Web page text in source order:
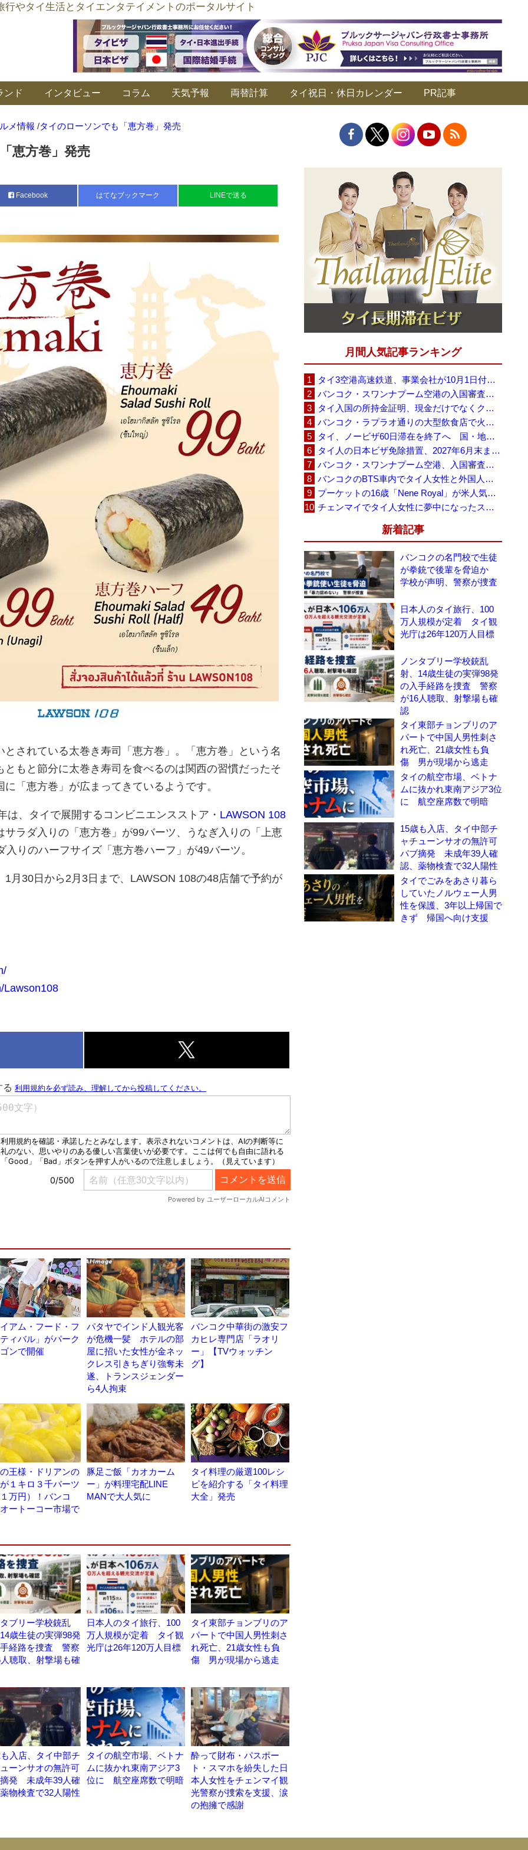
やタイ生活とタイエンタテイメントのポータルサイト
ンド インタビュー コラム 天気予報 両替計算 タイ祝日・休日カレンダー PR記事
メ情報 /タイのローソンでも「恵方巻」発売
恵方巻」発売
Facebook はてなブックマーク LINEで送る
されている太巻き寿司「恵方巻」。「恵方巻」という名
ともと節分に太巻き寿司を食べるのは関西の習慣だったそ
「恵方巻」が広まってきているようです。
は、タイで展開するコンビニエンスストア・ LAWSON 108
サラダ入りの「恵方巻」が99バーツ、うなぎ入りの「上恵
りのハーフサイズ「恵方巻ハーフ」が49バーツ。
1月30日から2月3日まで、LAWSON 108の48店舗で予約が
Lawson108
アム・フード・フ
ィバル」がパーク
ンで開催
パタヤでインド人観光客
が危機一髪 ホテルの部
屋に招いた女性が金ネッ
クレス引きちぎり強奪未
遂、トランスジェンダー
ら4人拘束
バンコク中華街の激安フ
カヒレ専門店「ラオリ
ー」【TVウォッチン
グ】
王様・ドリアンの
１キロ３千バーツ
万円）！バンコ
ートーコー市場で
豚足ご飯「カオカーム
ー」が料理宅配LINE
MANで大人気に
タイ料理の厳選100レシ
ピを紹介する「タイ料理
大全」発売
ブリー学校銃乱
歳生徒の実弾98発
経路を捜査 警察
聴取、射撃場も確
日本人のタイ旅行、100
万人規模が定着 タイ観
光庁は26年120万人目標
タイ東部チョンブリのア
パートで中国人男性刺さ
れ死亡、21歳女性も負
傷 男が現場から逃走
入店、タイ中部チ
ーンサオの無許可
発 未成年39人確
物検査で32人陽性
タイの航空市場、ベトナ
ムに抜かれ東南アジア3
位に 航空座席数で明暗
酔って財布・パスポー
ト・スマホを紛失した日
本人女性をチェンマイ観
光警察が捜索を支援、涙
の抱擁で感謝
月間人気記事ランキング
タイ3空港高速鉄道、事業会社が10月1日付の契約終了を通知 「現時点での撤退決定ではない」
バンコク・スワンナプーム空港の入国審査に長蛇の列、SNSで「3～4時間待ち」との投稿が拡散
タイ入国の所持金証明、現金だけでなくクレジットカードや銀行明細も提示可能
バンコク・ラプラオ通りの大型飲食店で火災、27人死亡・多数負傷
タイ、ノービザ60日滞在を終了へ 国・地域別に30日・15日へ再編
タイ人の日本ビザ免除措置、2027年6月末まで延長 不安広がる中でひとまず安堵
バンコク・スワンナプーム空港、入国審査で2～3時間待ちの時間帯も 審査厳格化と人員不足が影響か
バンコクのBTS車内でタイ人女性と外国人学生グループが口論、騒音めぐる動画が拡散
プーケットの16歳「Nene Royal」が米人気番組で圧巻の演奏、審査員4人全員が「Yes」
チェンマイでタイ人女性に夢中になったスウェーデン人男性、全財産を失い捨てられる
新着記事
バンコクの名門校で生徒
が拳銃で後輩を脅迫か
学校が声明、警察が捜査
日本人のタイ旅行、100
万人規模が定着 タイ観
光庁は26年120万人目標
ノンタブリー学校銃乱
射、14歳生徒の実弾98発
の入手経路を捜査 警察
が16人聴取、射撃場も確
認
タイ東部チョンブリのア
パートで中国人男性刺さ
れ死亡、21歳女性も負
傷 男が現場から逃走
タイの航空市場、ベトナ
ムに抜かれ東南アジア3位
に 航空座席数で明暗
15歳も入店、タイ中部チ
ャチューンサオの無許可
パブ摘発 未成年39人確
認、薬物検査で32人陽性
タイでごみをあさり暮ら
していたノルウェー人男
性を保護、3年以上帰国で
きず 帰国へ向け支援